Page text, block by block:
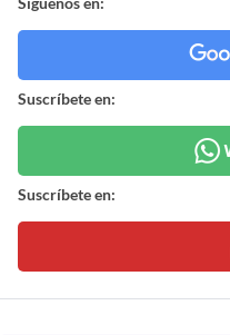
Suscríbete en:
Suscríbete en: